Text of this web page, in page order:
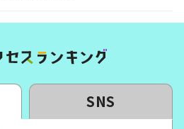
SNS